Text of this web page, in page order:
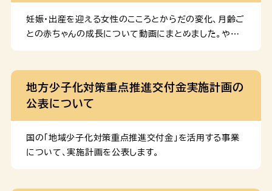
妊娠・出産を迎える女性のこころとからだの変化、月齢ご
との赤ちゃんの成長について動画にまとめました。やさ
ナー向け動画～ 妊娠・出産を迎える女性を支える、パー
トナーの方に向けた動画です。妊娠期から産後の女性の
こころとからだの状態やサポートの内容をまとめました。
産後のこころとからだの変化をチェック！ 産後のこころ
とからだの変化やダメージ、困った時の相談先について
地方少子化対策重点推進交付金実施計画の
公表について
国の「地域少子化対策重点推進交付金」を活用する事業
について、実施計画を公表します。